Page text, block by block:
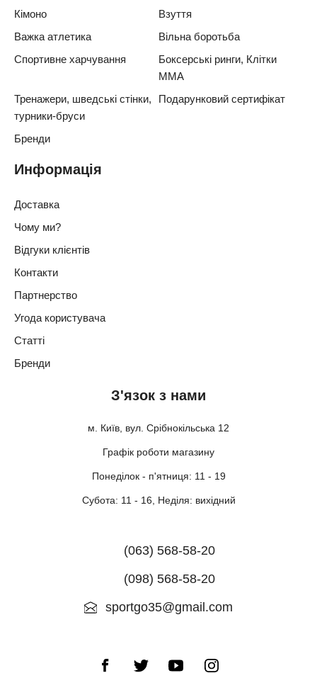
З'язок з нами
м. Київ, вул. Срібнокільська 12
Графік роботи магазину
Понеділок - п'ятниця: 11 - 19
Субота: 11 - 16, Неділя: вихідний
(063) 568-58-20
(098) 568-58-20
sportgo35@gmail.com
Кімоно
Взуття
Важка атлетика
Вільна боротьба
Спортивне харчування
Боксерські ринги, Клітки
ММА
Тренажери, шведські стінки,
турники-бруси
Подарунковий сертифікат
Бренди
Информація
Доставка
Чому ми?
Відгуки клієнтів
Контакти
Партнерство
Угода користувача
Статті
Бренди